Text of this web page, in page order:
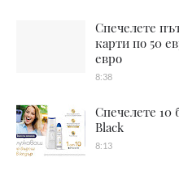
Спечелете
карти по 50
евро
8:38
Спечелете 10
Black
8:13